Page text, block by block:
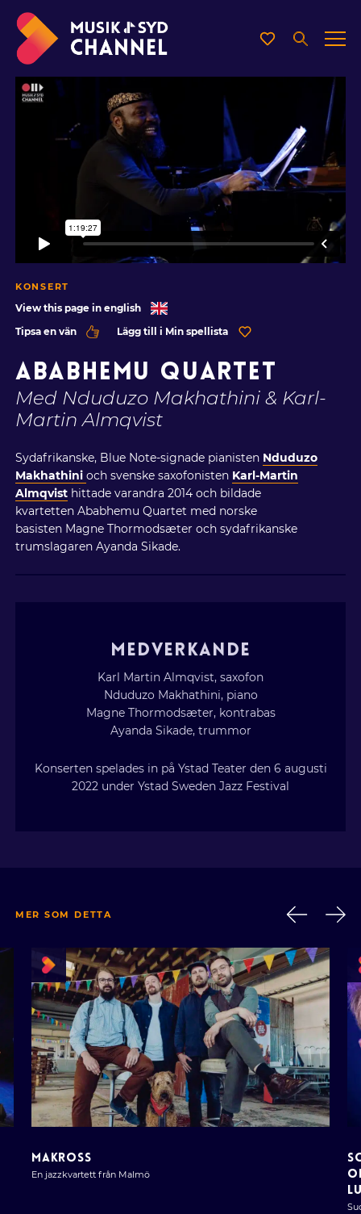
KONSERT
View this page in english
Tipsa en vän
Lägg till i Min spellista
ABABHEMU QUARTET
Med Nduduzo Makhathini & Karl-
Martin Almqvist
Sydafrikanske, Blue Note-signade pianisten Nduduzo
Makhathini och svenske saxofonisten Karl-Martin
Almqvisthittade varandra 2014 och bildade
kvartetten Ababhemu Quartet med norske
basisten Magne Thormodsæter och sydafrikanske
trumslagaren Ayanda Sikade.
MEDVERKANDE
Karl Martin Almqvist, saxofon
Nduduzo Makhathini, piano
Magne Thormodsæter, kontrabas
Ayanda Sikade, trummor
Konserten spelades in på Ystad Teater den 6 augusti
2022 under Ystad Sweden Jazz Festival
MER SOM DETTA
MAKROSS
En jazzkvartett från Malmö